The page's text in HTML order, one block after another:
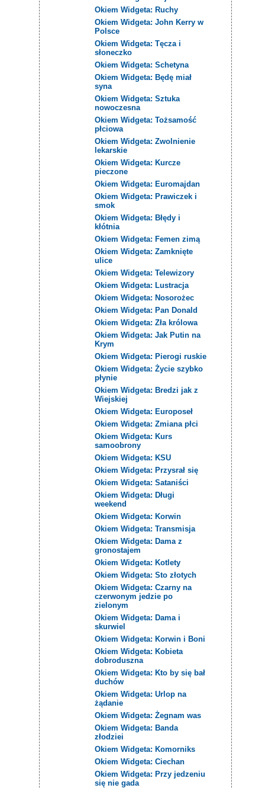
Okiem Widgeta: Ruchy
Okiem Widgeta: John Kerry w
Polsce
Okiem Widgeta: Tęcza i
słoneczko
Okiem Widgeta: Schetyna
Okiem Widgeta: Będę miał
syna
Okiem Widgeta: Sztuka
nowoczesna
Okiem Widgeta: Tożsamość
płciowa
Okiem Widgeta: Zwolnienie
lekarskie
Okiem Widgeta: Kurcze
pieczone
Okiem Widgeta: Euromajdan
Okiem Widgeta: Prawiczek i
smok
Okiem Widgeta: Błędy i
kłótnia
Okiem Widgeta: Femen zimą
Okiem Widgeta: Zamknięte
ulice
Okiem Widgeta: Telewizory
Okiem Widgeta: Lustracja
Okiem Widgeta: Nosorożec
Okiem Widgeta: Pan Donald
Okiem Widgeta: Zła królowa
Okiem Widgeta: Jak Putin na
Krym
Okiem Widgeta: Pierogi ruskie
Okiem Widgeta: Życie szybko
płynie
Okiem Widgeta: Bredzi jak z
Wiejskiej
Okiem Widgeta: Europoseł
Okiem Widgeta: Zmiana płci
Okiem Widgeta: Kurs
samoobrony
Okiem Widgeta: KSU
Okiem Widgeta: Przysrał się
Okiem Widgeta: Sataniści
Okiem Widgeta: Długi
weekend
Okiem Widgeta: Korwin
Okiem Widgeta: Transmisja
Okiem Widgeta: Dama z
gronostajem
Okiem Widgeta: Kotlety
Okiem Widgeta: Sto złotych
Okiem Widgeta: Czarny na
czerwonym jedzie po
zielonym
Okiem Widgeta: Dama i
skurwiel
Okiem Widgeta: Korwin i Boni
Okiem Widgeta: Kobieta
dobroduszna
Okiem Widgeta: Kto by się bał
duchów
Okiem Widgeta: Urlop na
żądanie
Okiem Widgeta: Żegnam was
Okiem Widgeta: Banda
złodziei
Okiem Widgeta: Komorniks
Okiem Widgeta: Ciechan
Okiem Widgeta: Przy jedzeniu
się nie gada